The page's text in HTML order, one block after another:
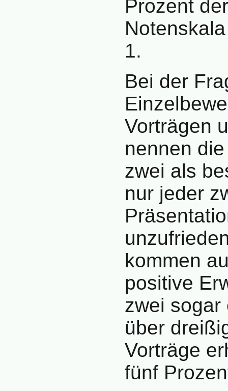
Prozent
1.
Bei der
Vorträgen
nennen
zwei als
nur jeder
kommen
positive
zwei sogar
über
Vorträge
fünf